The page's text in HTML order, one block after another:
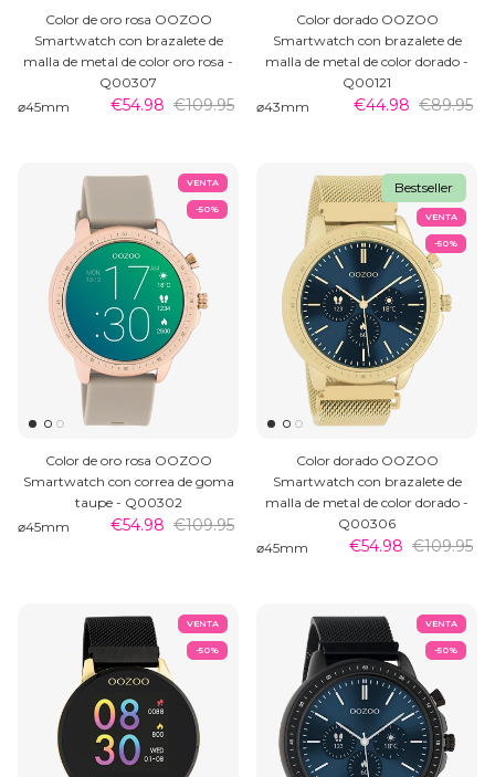
MEN'S JEWELLERY
Color de oro rosa OOZOO
Smartwatch con brazalete de
malla de metal de color oro rosa -
Q00307
⌀45mm
€54.98 €109.95
Color dorado OOZOO
Smartwatch con brazalete de
malla de metal de color dorado -
Q00121
⌀43mm
€44.98 €89.95
VENTA
-50%
Color de oro rosa OOZOO
Smartwatch con correa de goma
taupe - Q00302
⌀45mm
€54.98 €109.95
Bestseller
VENTA
-50%
Color dorado OOZOO
Smartwatch con brazalete de
malla de metal de color dorado -
Q00306
⌀45mm
€54.98 €109.95
VENTA
-50%
VENTA
-50%